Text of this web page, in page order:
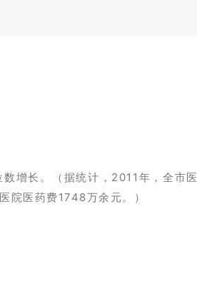
增长。（据统计，2011年，全市医
院医药费1748万余元。）